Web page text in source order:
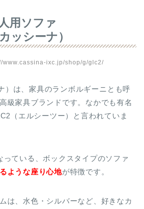
用ソファ
ッシーナ）
www.cassina-ixc.jp/shop/g/glc2/
）は、家具のランボルギーニとも呼
級家具ブランドです。なかでも有名
（エルシーツー）と言われていま
っている、ボックスタイプのソファ
ような座り心地が特徴です。
は、水色・シルバーなど、好きなカ